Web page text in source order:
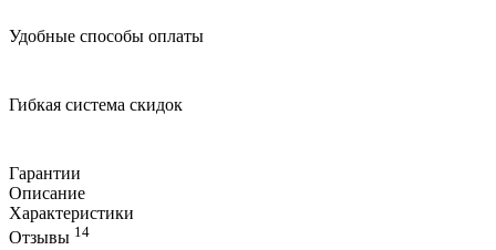
Удобные способы оплаты
Гибкая система скидок
Гарантии
Описание
Характеристики
Отзывы 14